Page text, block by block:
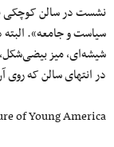
نشست در سالن کوچکی
سیاست و جامعه». البته
شیشه‌ای، میز
در انتهای سالن که روی
of Young America